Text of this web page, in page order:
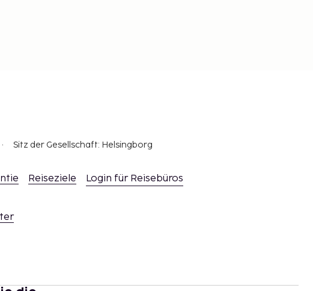
Sitz der Gesellschaft: Helsingborg
Reiseziele Login für Reisebüros